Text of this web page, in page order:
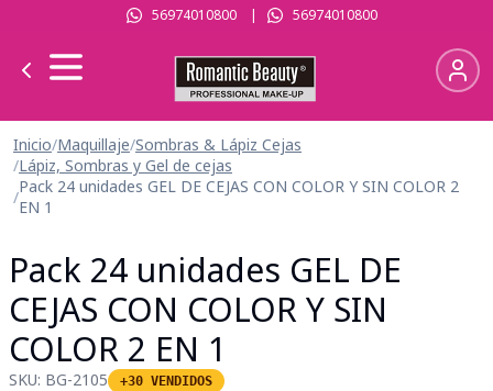
56974010800| 56974010800
Inicio/Maquillaje/Sombras & Lápiz Cejas
/Lápiz, Sombras y Gel de cejas
/Pack 24 unidades GEL DE CEJAS CON COLOR Y SIN COLOR 2
EN 1
Pack 24 unidades GEL DE
CEJAS CON COLOR Y SIN
COLOR 2 EN 1
SKU: BG-2105 +30 VENDIDOS